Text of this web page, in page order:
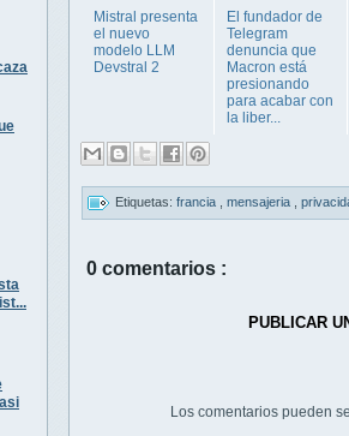
Mistral presenta
el nuevo
modelo LLM
Devstral 2
El fundador de
Telegram
denuncia que
Macron está
presionando
para acabar con
la liber...
Etiquetas: francia mensajeria
0 comentarios :
PUBLICAR
Los comentarios pueden